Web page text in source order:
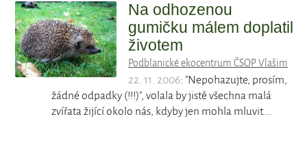
Na odhozenou
gumičku málem doplatil
životem
Podblanické ekocentrum ČSOP Vlašim
22. 11. 2006: "Nepohazujte, prosím,
žádné odpadky (!!!)", volala by jistě všechna malá
zvířata žijící okolo nás, kdyby jen mohla mluvit.…